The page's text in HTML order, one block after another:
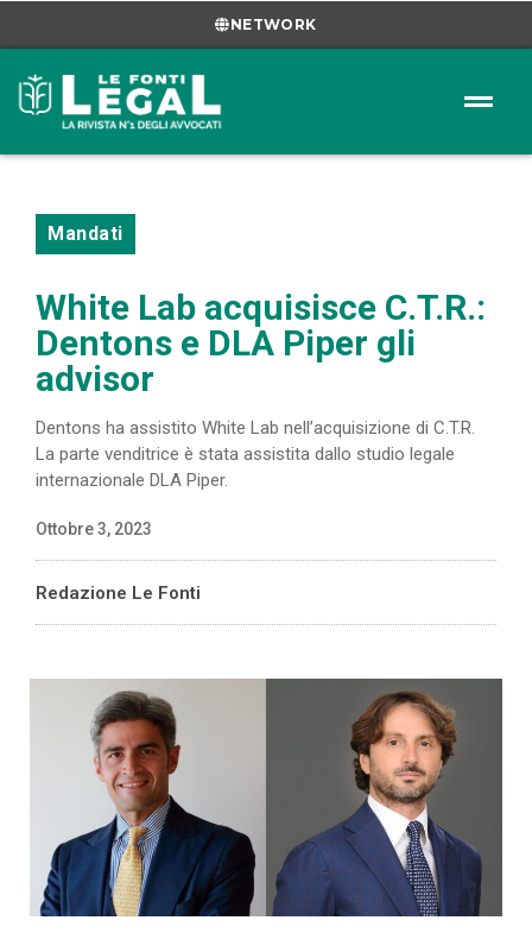
NETWORK
Mandati
White Lab acquisisce C.T.R.:
Dentons e DLA Piper gli
advisor
Dentons ha assistito White Lab nell’acquisizione di C.T.R.
La parte venditrice è stata assistita dallo studio legale
internazionale DLA Piper.
Ottobre 3, 2023
Redazione Le Fonti